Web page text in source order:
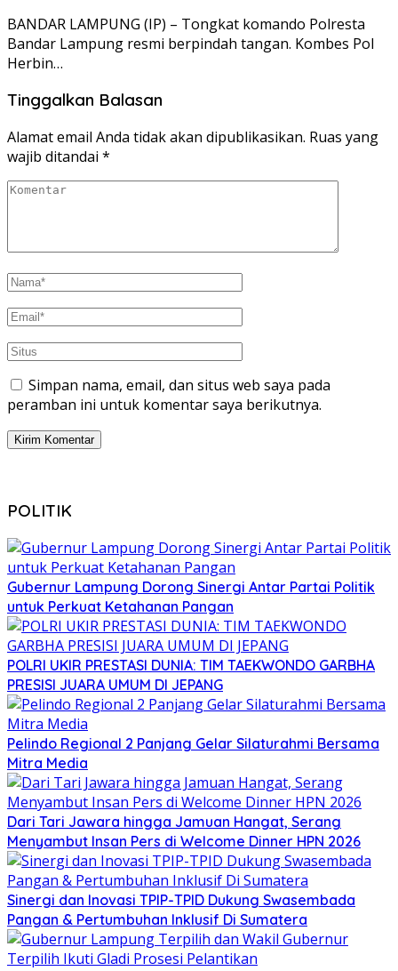
BANDAR LAMPUNG (IP) – Tongkat komando Polresta
Bandar Lampung resmi berpindah tangan. Kombes Pol
Herbin…
Tinggalkan Balasan
Alamat email Anda tidak akan dipublikasikan. Ruas yang
wajib ditandai *
Simpan nama, email, dan situs web saya pada
peramban ini untuk komentar saya berikutnya.
POLITIK
Gubernur Lampung Dorong Sinergi Antar Partai Politik
untuk Perkuat Ketahanan Pangan
POLRI UKIR PRESTASI DUNIA: TIM TAEKWONDO GARBHA
PRESISI JUARA UMUM DI JEPANG
Pelindo Regional 2 Panjang Gelar Silaturahmi Bersama
Mitra Media
Dari Tari Jawara hingga Jamuan Hangat, Serang
Menyambut Insan Pers di Welcome Dinner HPN 2026
Sinergi dan Inovasi TPIP-TPID Dukung Swasembada
Pangan & Pertumbuhan Inklusif Di Sumatera